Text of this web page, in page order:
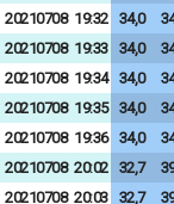
20210708 19:32 34,0
20210708 19:33 34,0
20210708 19:34 34,0
20210708 19:35 34,0
20210708 19:36 34,0
20210708 20:02 32,7
20210708 20:03 32,7